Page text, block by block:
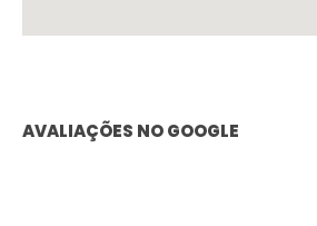
AVALIAÇÕES NO GOOGLE